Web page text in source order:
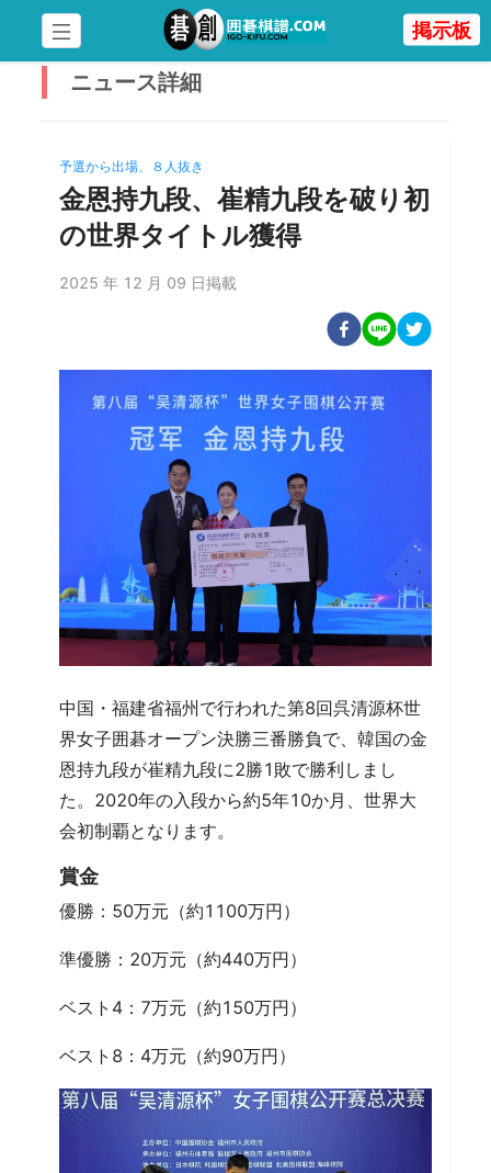
掲示板
ニュース詳細
予選から出場、８人抜き
金恩持九段、崔精九段を破り初
の世界タイトル獲得
2025 年 12 月 09 日掲載
中国・福建省福州で行われた第8回呉清源杯世
界女子囲碁オープン決勝三番勝負で、韓国の金
恩持九段が崔精九段に2勝1敗で勝利しまし
た。2020年の入段から約5年10か月、世界大
会初制覇となります。
賞金
優勝：50万元（約1100万円）
準優勝：20万元（約440万円）
ベスト4：7万元（約150万円）
ベスト8：4万元（約90万円）